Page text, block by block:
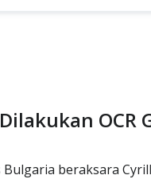
OCR
Bulgaria beraksara